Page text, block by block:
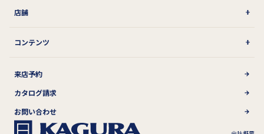
店舗
コンテンツ
来店予約
カタログ請求
お問い合わせ